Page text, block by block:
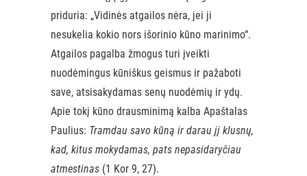
priduria: „Vidinės atgailos nėra, jei ji
nesukelia kokio nors išorinio kūno marinimo“.
Atgailos pagalba žmogus turi įveikti
nuodėmingus kūniškus geismus ir pažaboti
save, atsisakydamas senų nuodėmių ir ydų.
Apie tokį kūno drausminimą kalba Apaštalas
Paulius: Tramdau savo kūną ir darau jį klusnų,
kad, kitus mokydamas, pats nepasidaryčiau
atmestinas (1 Kor 9, 27).